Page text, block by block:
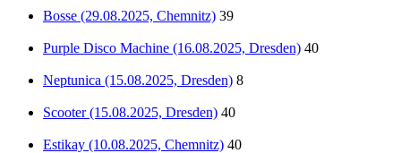
Bosse (29.08.2025, Chemnitz) 39
Purple Disco Machine (16.08.2025, Dresden) 40
Neptunica (15.08.2025, Dresden) 8
Scooter (15.08.2025, Dresden) 40
Estikay (10.08.2025, Chemnitz) 40